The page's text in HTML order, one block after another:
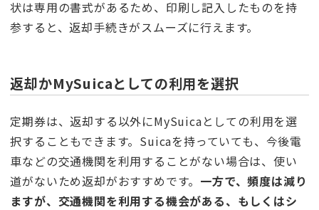
状は専用の書式があるため、印刷し記入したものを持
参すると、返却手続きがスムーズに行えます。
返却かMySuicaとしての利用を選択
定期券は、返却する以外にMySuicaとしての利用を選
択することもできます。Suicaを持っていても、今後電
車などの交通機関を利用することがない場合は、使い
道がないため返却がおすすめです。 一方で、頻度は減り
ますが、交通機関を利用する機会がある、もしくはシ